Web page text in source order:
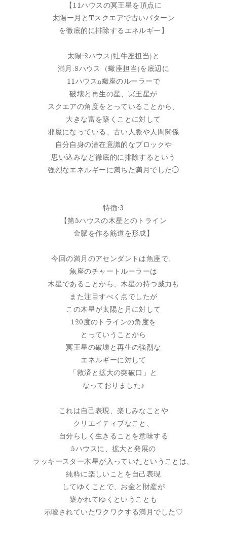
【11ハウスの冥王星を頂点に
太陽ー月とTスクエアで古いパターン
を徹底的に排除するエネルギー】
太陽:2ハウス(牡牛座担当)と
満月:8ハウス（蠍座担当)を底辺に
11ハウスn蠍座のルーラーで
破壊と再生の星、冥王星が
スクエアの角度をとっていることから、
大きな富を築くことに対して
邪魔になっている、古い人脈や人間関係
自分自身の潜在意識的なブロックや
思い込みなど徹底的に排除するという
強烈なエネルギーに満ちた満月でした◯
特徴:3
【第5ハウスの木星とのトライン
金脈を作る筋道を形成】
今回の満月のアセンダントは魚座で、
魚座のチャートルーラーは
木星であることから、木星の持つ威力も
また注目すべく点でしたが
この木星が太陽と月に対して
120度のトラインの角度を
とっていうことから
冥王星の破壊と再生の強烈な
エネルギーに対して
「救済と拡大の突破口」と
なっておりました♪
これは自己表現、楽しみなことや
クリエイティブなこと、
自分らしく生きることを意味する
5ハウスに、拡大と発展の
ラッキースター木星が入っていたということは、
純粋に楽しいことを自己表現
してゆくことで、お金と財産が
築かれてゆくということも
示唆されていたワクワクする満月でした♡